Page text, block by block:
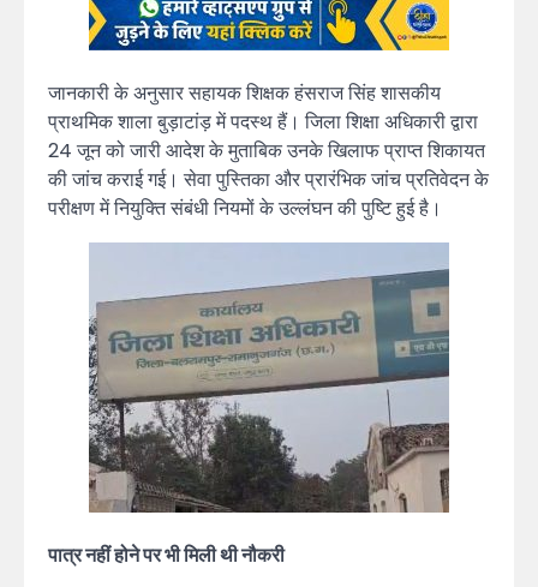
जानकारी के अनुसार सहायक शिक्षक हंसराज सिंह शासकीय
प्राथमिक शाला बुड़ाटांड़ में पदस्थ हैं। जिला शिक्षा अधिकारी द्वारा
24 जून को जारी आदेश के मुताबिक उनके खिलाफ प्राप्त शिकायत
की जांच कराई गई। सेवा पुस्तिका और प्रारंभिक जांच प्रतिवेदन के
परीक्षण में नियुक्ति संबंधी नियमों के उल्लंघन की पुष्टि हुई है।
पात्र नहीं होने पर भी मिली थी नौकरी